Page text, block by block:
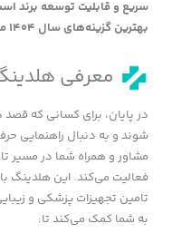
سریع و قابلیت توسعه برند
بهترین گزینه‌های سال ۱۴۰۴
معرفی
در پایان، برای کسانی که قصد
شوند و به دنبال راهنمایی
مشاور و همراه شما در مسیر
فعالیت می‌کند. این هلدینگ
تامین تجهیزات پزشکی و
به شما کمک می‌کند تا: